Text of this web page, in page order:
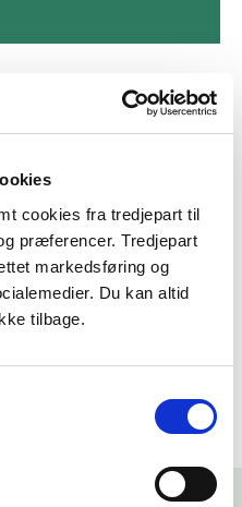
cookies fra tredjepart til
præferencer. Tredjepart
markedsføring og
Du kan altid
tilbage.
til
på